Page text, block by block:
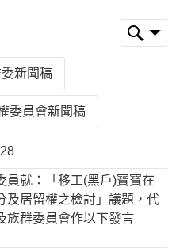
委新聞稿
委員會新聞稿
員就：「移工(黑戶)寶寶在
及居留權之檢討」議題，代
族群委員會作以下發言